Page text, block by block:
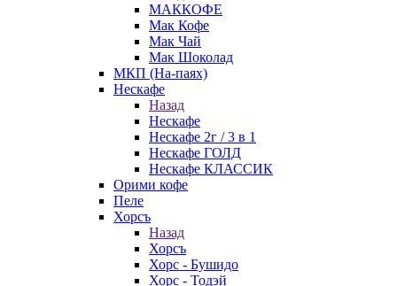
МАККОФЕ
Мак Кофе
Мак Чай
Мак Шоколад
МКП (На-паях)
Нескафе
Назад
Нескафе
Нескафе 2г / 3 в 1
Нескафе ГОЛД
Нескафе КЛАССИК
Орими кофе
Пеле
Хорсъ
Назад
Хорсъ
Хорс - Бушидо
Хорс - Тодэй